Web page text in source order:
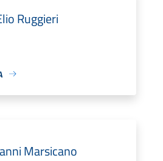
Ruggieri
Marsicano